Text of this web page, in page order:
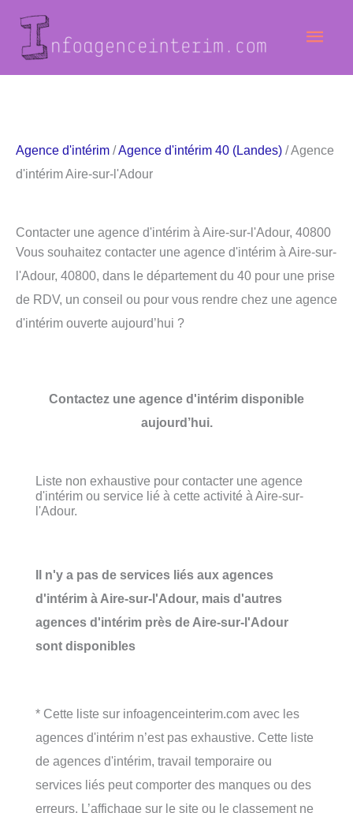
contenu
Agence d'intérim /Agence d'intérim 40 (Landes) / Agence
d'intérim Aire-sur-l'Adour
Contacter une agence d'intérim à Aire-sur-l'Adour, 40800
Vous souhaitez contacter une agence d'intérim à Aire-sur-
l'Adour, 40800, dans le département du 40 pour une prise
de RDV, un conseil ou pour vous rendre chez une agence
d'intérim ouverte aujourd’hui ?
Contactez une agence d'intérim disponible
aujourd’hui.
Liste non exhaustive pour contacter une agence
d'intérim ou service lié à cette activité à Aire-sur-
l'Adour.
Il n'y a pas de services liés aux agences
d'intérim à Aire-sur-l'Adour, mais d'autres
agences d'intérim près de Aire-sur-l'Adour
sont disponibles
* Cette liste sur infoagenceinterim.com avec les
agences d'intérim n’est pas exhaustive. Cette liste
de agences d'intérim, travail temporaire ou
services liés peut comporter des manques ou des
erreurs. L’affichage sur le site ou le classement ne